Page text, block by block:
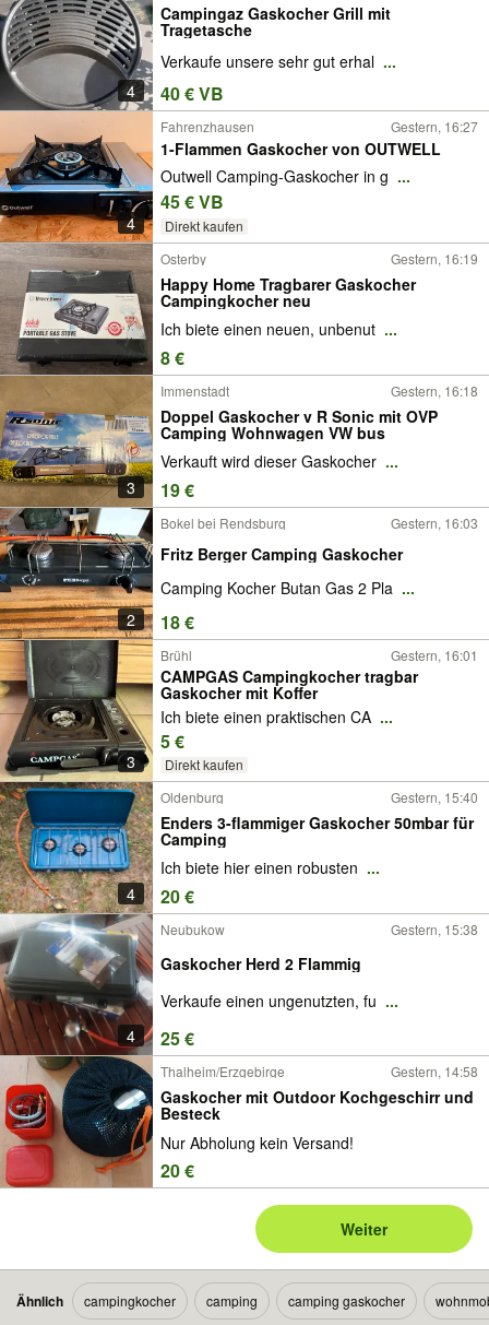
4
Campingaz Gaskocher Grill mit
Tragetasche
Verkaufe unsere sehr gut erhal ...
40 € VB
4
Fahrenzhausen Gestern, 16:27
1-Flammen Gaskocher von OUTWELL
Outwell Camping-Gaskocher in g ...
45 € VB
Direkt kaufen
Osterby
Gestern, 16:19
Happy Home Tragbarer Gaskocher
Campingkocher neu
Ich biete einen neuen, unbenut ...
8 €
3
Immenstadt Gestern, 16:18
Doppel Gaskocher v R Sonic mit OVP
Camping Wohnwagen VW bus
Verkauft wird dieser Gaskocher ...
19 €
2
Bokel bei Rendsburg Gestern, 16:03
Fritz Berger Camping Gaskocher
Camping Kocher Butan Gas 2 Pla ...
18 €
3
Brühl Gestern, 16:01
CAMPGAS Campingkocher tragbar
Gaskocher mit Koffer
Ich biete einen praktischen CA ...
5 €
Direkt kaufen
4
Oldenburg Gestern, 15:40
Enders 3-flammiger Gaskocher 50mbar für
Camping
Ich biete hier einen robusten ...
20 €
4
Neubukow Gestern, 15:38
Gaskocher Herd 2 Flammig
Verkaufe einen ungenutzten, fu ...
25 €
Thalheim/Erzgebirge Gestern, 14:58
Gaskocher mit Outdoor Kochgeschirr und
Besteck
Nur Abholung kein Versand!
20 €
Weiter
Ähnlich campingkocher camping camping gaskocher